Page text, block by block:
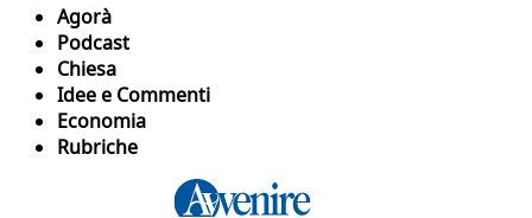
Agorà
Podcast
Chiesa
Idee e Commenti
Economia
Rubriche